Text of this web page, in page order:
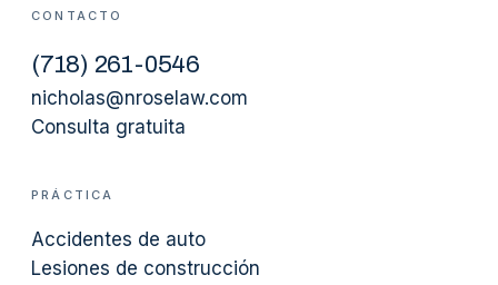
CONTACTO
(718) 261-0546
nicholas@nroselaw.com
Consulta gratuita
PRÁCTICA
Accidentes de auto
Lesiones de construcción